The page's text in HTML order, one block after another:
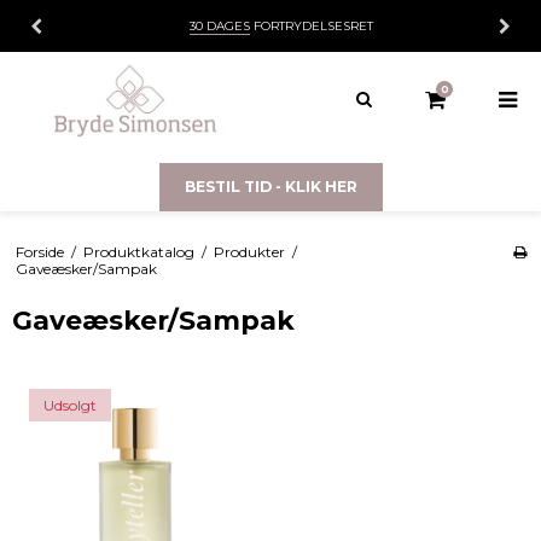
HURTIG LEVERING: 3-5 DAGE
0
BESTIL TID - KLIK HER
Forside / Produktkatalog / Produkter /
Gaveæsker/Sampak
Gaveæsker/Sampak
Udsolgt